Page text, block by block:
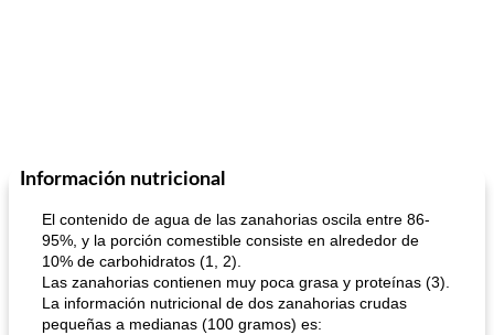
Información nutricional
El contenido de agua de las zanahorias oscila entre 86-
95%, y la porción comestible consiste en alrededor de
10% de carbohidratos (1, 2).
Las zanahorias contienen muy poca grasa y proteínas (3).
La información nutricional de dos zanahorias crudas
pequeñas a medianas (100 gramos) es: